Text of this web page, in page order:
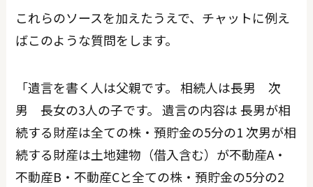
これらのソースを加えたうえで、チャットに例え
ばこのような質問をします。
「遺言を書く人は父親です。 相続人は長男 次
男 長女の3人の子です。 遺言の内容は 長男が相
続する財産は全ての株・預貯金の5分の1 次男が相
続する財産は土地建物（借入含む）が不動産A・
不動産B・不動産Cと全ての株・預貯金の5分の2